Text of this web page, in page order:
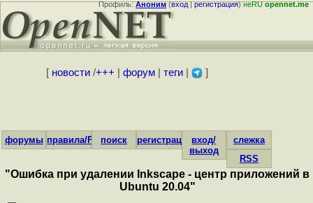
Профиль:Аноним(вход|регистрация)неRUopennet.me
[ новости/+++ форум| теги| ]
форумы правила/FAQпоиск регистрациявход/
выход
слежка
RSS
"Ошибка при удалении Inkscape - центр приложений в
Ubuntu 20.04"